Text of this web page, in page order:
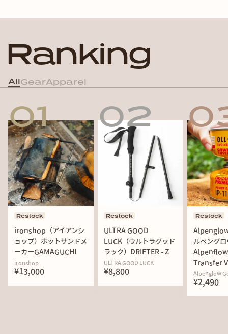
Ranking
AllGearApparel
01
Restock
ironshop（アイアンシ
ョップ）ホットサンドメ
ーカーGAMAGUCHI
ironshop
¥13,000
02
Restock
ULTRA GOOD
LUCK（ウルトラグッド
ラック）DRIFTER - Z
ULTRA GOOD LUCK
¥8,800
Restock
ルペング
Transfer
Alpenglow
¥2,490